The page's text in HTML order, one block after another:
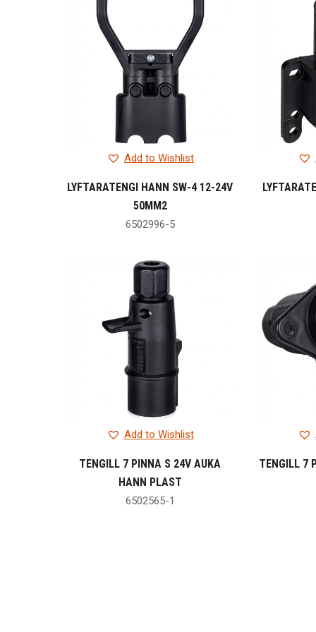
Add to Wishlist
LYFTARATENGI HANN SW-4 12-24V
50MM2
6502996-5
Add to Wishlist
TENGILL 7 PINNA S 24V AUKA
HANN PLAST
6502565-1
TENGILL 7